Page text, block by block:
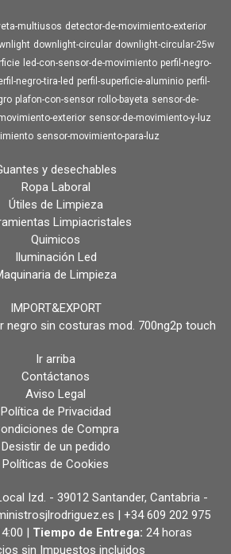
multiusos detector-de-movimiento-exterior
downlight-circular downlight-circular-25w
led-con-sensor-de-movimiento perfil-negro-
negro-tira-led perfil-superficie-aluminio perfil-
plafon-con-sensor rollo-bayeta sensor-de-
exterior sensor-de-movimiento-y-luz
sensor-movimiento-para-luz
y desechables
Ropa Laboral
Útiles de Limpieza
Limpiacristales
Quimicos
Iluminación Led
de Limpieza
IMPORT&EXPORT
negro sin costuras mod. 700ng2p touch
Ir arriba
Contáctanos
Aviso Legal
Política de Privacidad
de Compra
Desistir de un pedido
Políticas de Cookies
Izd. - 39012 Santander, Cantabria -
| +34 609 202 975
| Tiempo de Entrega: 24 horas
sin Impuestos incluidos